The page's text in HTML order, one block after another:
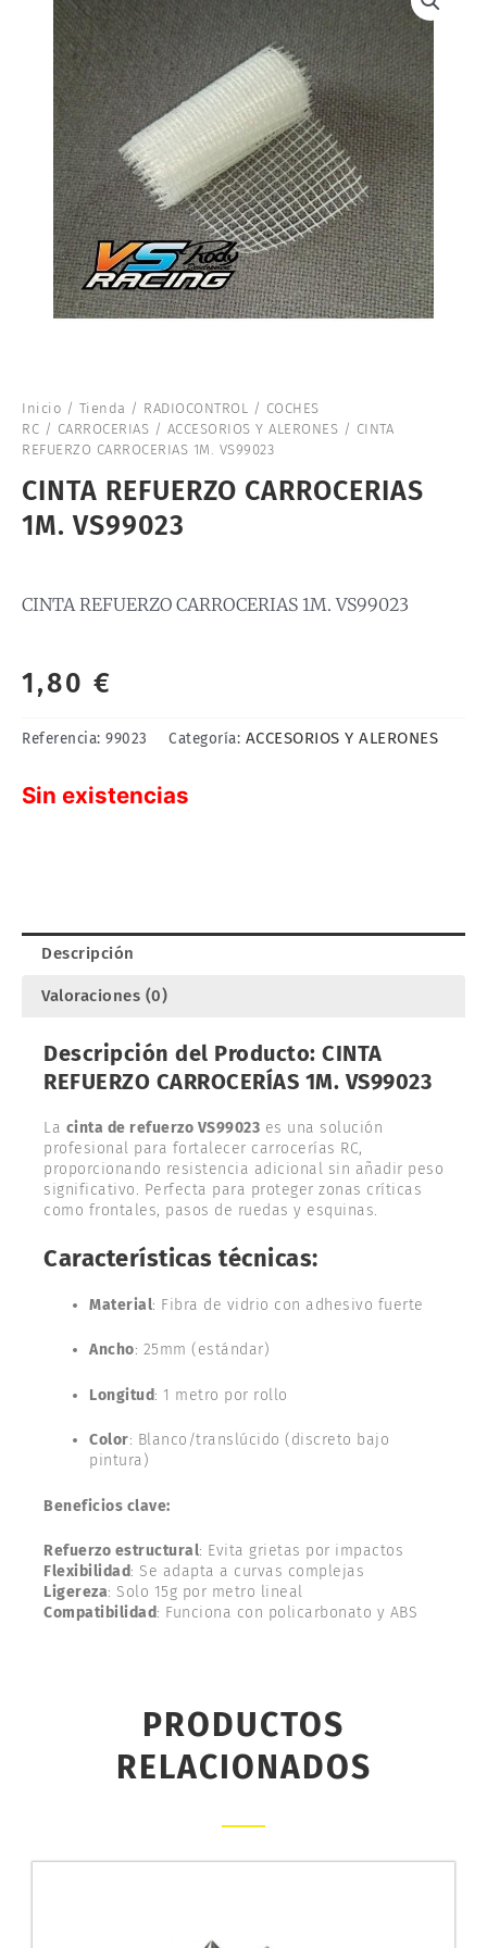
Inicio / Tienda / RADIOCONTROL / COCHES
RC / CARROCERIAS / ACCESORIOS Y ALERONES / CINTA
REFUERZO CARROCERIAS 1M. VS99023
CINTA REFUERZO CARROCERIAS
1M. VS99023
CINTA REFUERZO CARROCERIAS 1M. VS99023
1,80 €
Referencia: 99023 Categoría: ACCESORIOS Y ALERONES
Sin existencias
Descripción
Valoraciones (0)
Descripción del Producto: CINTA
REFUERZO CARROCERÍAS 1M. VS99023
La cinta de refuerzo VS99023 es una solución
profesional para fortalecer carrocerías RC,
proporcionando resistencia adicional sin añadir peso
significativo. Perfecta para proteger zonas críticas
como frontales, pasos de ruedas y esquinas.
Características técnicas:
Material: Fibra de vidrio con adhesivo fuerte
Ancho: 25mm (estándar)
Longitud: 1 metro por rollo
Color: Blanco/translúcido (discreto bajo
pintura)
Beneficios clave:
Refuerzo estructural: Evita grietas por impactos
Flexibilidad: Se adapta a curvas complejas
Ligereza: Solo 15g por metro lineal
Compatibilidad: Funciona con policarbonato y ABS
PRODUCTOS
RELACIONADOS